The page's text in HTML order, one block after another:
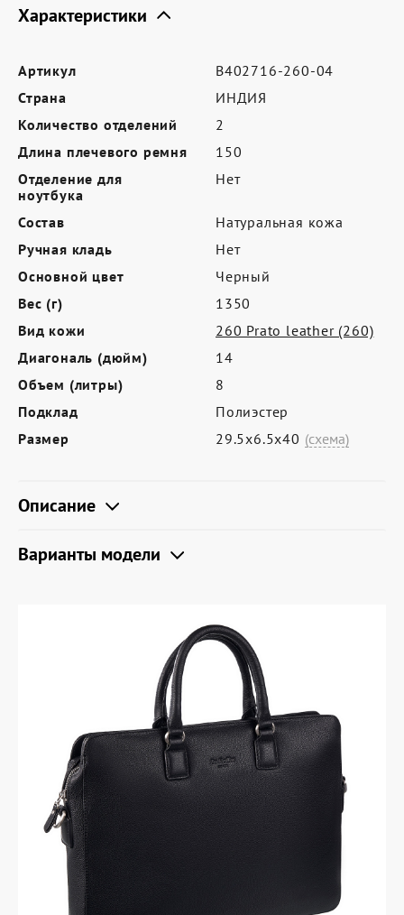
Условия доставки
Сертификат Dr.Koffer
Где купить
Партнерам
Контакты
Программа лояльности
Политика обработки персональных
данных
Характеристики
Артикул
B402716-260-04
Страна
ИНДИЯ
Количество отделений
2
Длина плечевого ремня
150
Отделение для
ноутбука
Нет
Состав
Натуральная кожа
Ручная кладь
Нет
Основной цвет
Черный
Вес (г)
1350
Вид кожи
260 Prato leather (260)
Диагональ (дюйм)
14
Объем (литры)
8
Подклад
Полиэстер
Размер
29.5х6.5х40 (схема)
Описание
Варианты модели